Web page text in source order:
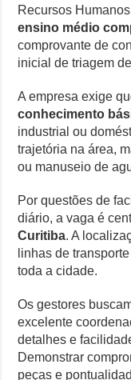
Recursos
ensino médio
comprovante de
inicial de triagem
A empresa exige
conhecimento
industrial ou
trajetória na área,
ou manuseio de
Por questões de
diário, a vaga é
Curitiba. A
linhas de
toda a cidade.
Os gestores
excelente
detalhes e
Demonstrar
peças e